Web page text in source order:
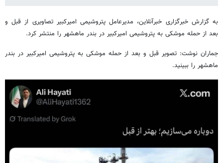
به گزارش خبرگزاری خبرآنلاین، مدیرعامل پتروشیمی امیرکبیر تصاویری از قبل و
بعد از حمله موشکی به پتروشیمی امیرکبیر در بندر ماهشهر را منتشر کرد.
جماران نوشت: تصویر قبل و بعد از حمله موشکی به پتروشیمی امیرکبیر در بندر
ماهشهر را ببینید.